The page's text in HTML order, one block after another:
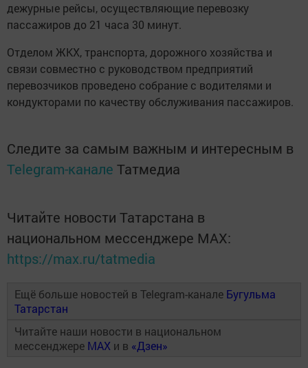
дежурные рейсы, осуществляющие перевозку
пассажиров до 21 часа 30 минут.
Отделом ЖКХ, транспорта, дорожного хозяйства и
связи совместно с руководством предприятий
перевозчиков проведено собрание с водителями и
кондукторами по качеству обслуживания пассажиров.
Следите за самым важным и интересным в
Telegram-канале Татмедиа
Читайте новости Татарстана в
национальном мессенджере MАХ:
https://max.ru/tatmedia
Ещё больше новостей в Telegram-канале Бугульма
Татарстан
Читайте наши новости в национальном
мессенджере MAX и в «Дзен»